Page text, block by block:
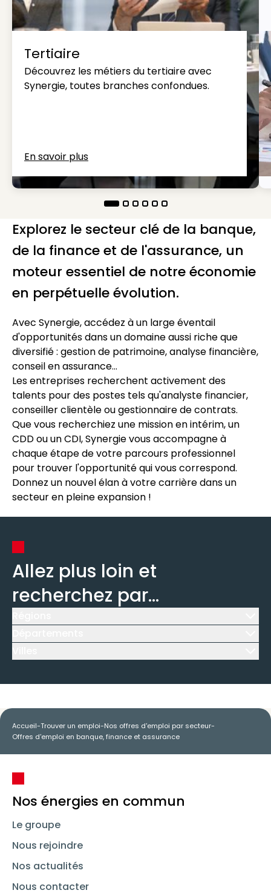
Tertiaire
Découvrez les métiers du tertiaire avec
Synergie, toutes branches confondues.
En savoir plus
Explorez le secteur clé de la banque,
de la finance et de l'assurance, un
moteur essentiel de notre économie
en perpétuelle évolution.
Avec Synergie, accédez à un large éventail
d'opportunités dans un domaine aussi riche que
diversifié : gestion de patrimoine, analyse financière,
conseil en assurance...
Les entreprises recherchent activement des
talents pour des postes tels qu'analyste financier,
conseiller clientèle ou gestionnaire de contrats.
Que vous recherchiez une mission en intérim, un
CDD ou un CDI, Synergie vous accompagne à
chaque étape de votre parcours professionnel
pour trouver l'opportunité qui vous correspond.
Donnez un nouvel élan à votre carrière dans un
secteur en pleine expansion !
Allez plus loin et
recherchez par...
Accueil-Trouver un emploi-Nos offres d'emploi par secteur-
Offres d'emploi en banque, finance et assurance
Nos énergies en commun
Le groupe
Nous rejoindre
Nos actualités
Nous contacter